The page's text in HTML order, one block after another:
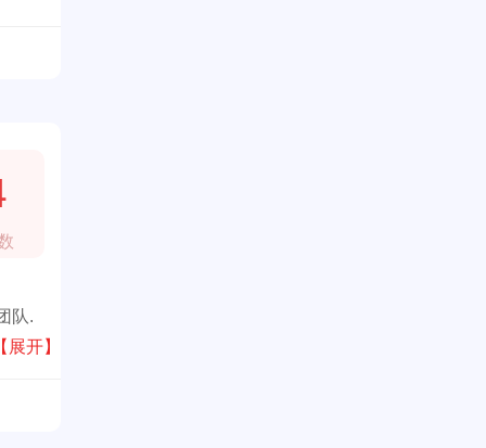
队.
年
【展开】